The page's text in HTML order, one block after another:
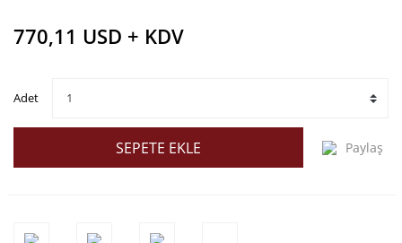
770,11 USD + KDV
Adet
SEPETE EKLE Paylaş